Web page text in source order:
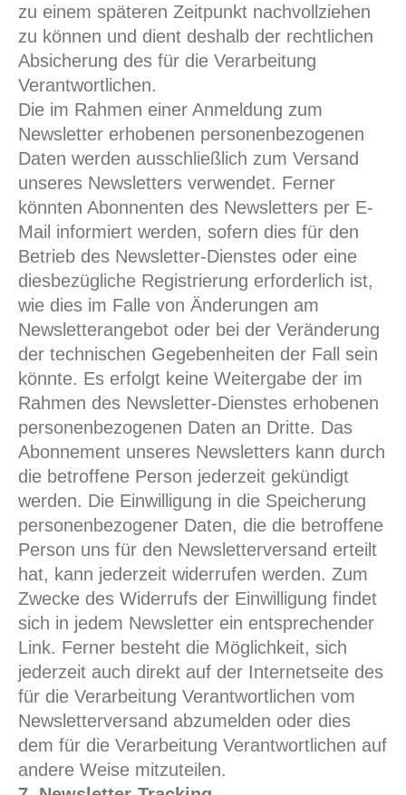
zu einem späteren Zeitpunkt nachvollziehen
zu können und dient deshalb der rechtlichen
Absicherung des für die Verarbeitung
Verantwortlichen.
Die im Rahmen einer Anmeldung zum
Newsletter erhobenen personenbezogenen
Daten werden ausschließlich zum Versand
unseres Newsletters verwendet. Ferner
könnten Abonnenten des Newsletters per E-
Mail informiert werden, sofern dies für den
Betrieb des Newsletter-Dienstes oder eine
diesbezügliche Registrierung erforderlich ist,
wie dies im Falle von Änderungen am
Newsletterangebot oder bei der Veränderung
der technischen Gegebenheiten der Fall sein
könnte. Es erfolgt keine Weitergabe der im
Rahmen des Newsletter-Dienstes erhobenen
personenbezogenen Daten an Dritte. Das
Abonnement unseres Newsletters kann durch
die betroffene Person jederzeit gekündigt
werden. Die Einwilligung in die Speicherung
personenbezogener Daten, die die betroffene
Person uns für den Newsletterversand erteilt
hat, kann jederzeit widerrufen werden. Zum
Zwecke des Widerrufs der Einwilligung findet
sich in jedem Newsletter ein entsprechender
Link. Ferner besteht die Möglichkeit, sich
jederzeit auch direkt auf der Internetseite des
für die Verarbeitung Verantwortlichen vom
Newsletterversand abzumelden oder dies
dem für die Verarbeitung Verantwortlichen auf
andere Weise mitzuteilen.